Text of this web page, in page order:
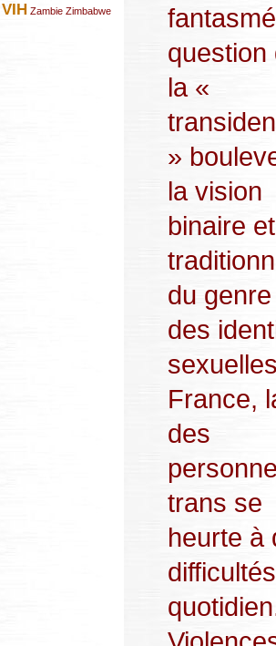
VIH Zambie Zimbabwe
question
la «
»
la vision
binaire et
du
des
France,
des
trans se
heurte à